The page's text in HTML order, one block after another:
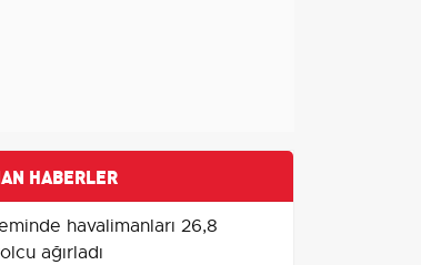
HABERLER
havalimanları 26,8
ağırladı